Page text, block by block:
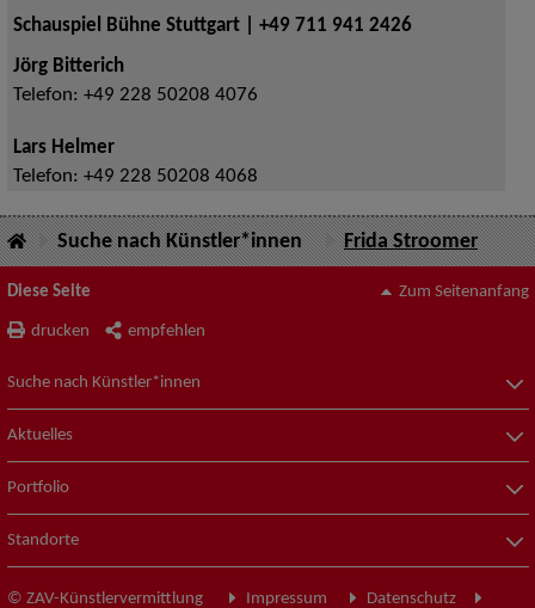
Schauspiel Bühne Stuttgart | +49 711 941 2426
Jörg Bitterich
Telefon: +49 228 50208 4076
Lars Helmer
Telefon: +49 228 50208 4068
Suche nach Künstler*innen Frida Stroomer
Diese Seite
drucken empfehlen
Zum Seitenanfang
Suche nach Künstler*innen
Aktuelles
Portfolio
Standorte
© ZAV-Künstlervermittlung Impressum Datenschutz